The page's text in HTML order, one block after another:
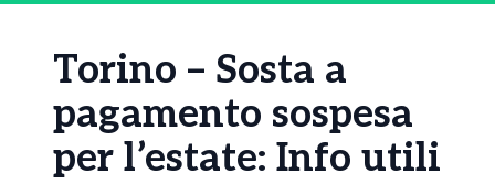
Torino – Sosta a
pagamento sospesa
per l’estate: Info utili